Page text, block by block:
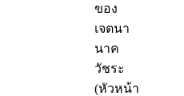
ของ
เจตนา
นาค
วัชระ
(หัวหน้า